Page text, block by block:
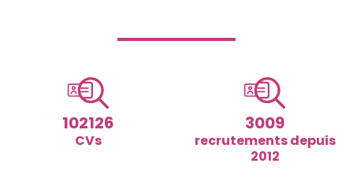
102126
CVs
3009
recrutements depuis
2012